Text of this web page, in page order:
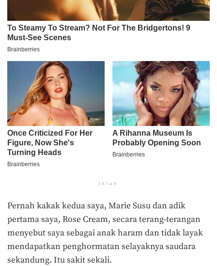
Iklan
Pernah kakak kedua saya, Marie Susu dan adik
pertama saya, Rose Cream, secara terang-terangan
menyebut saya sebagai anak haram dan tidak layak
mendapatkan penghormatan selayaknya saudara
sekandung. Itu sakit sekali.